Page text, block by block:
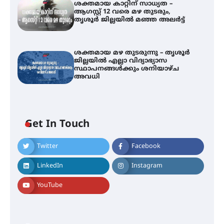
ശക്തമായ കാറ്റിന് സാധ്യത –
ആഗസ്റ്റ് 12 വരെ മഴ തുടരും,
തൃശൂർ ജില്ലയിൽ മഞ്ഞ അലർട്ട്
ശക്തമായ മഴ തുടരുന്നു – തൃശൂർ
ജില്ലയിൽ എല്ലാ വിദ്യാഭ്യാസ
സ്ഥാപനങ്ങൾക്കും ശനിയാഴ്ച
അവധി
Get In Touch
Twitter Facebook
LinkedIn Instagram
YouTube
ഐ.ടി.യു. ബാങ്കിലെ
നിക്ഷേപകർക്ക് പണം തിരികെ
ലഭ്യമാക്കാൻ കേന്ദ്ര-കേരള
സർക്കാരുകൾ അടിയന്തരമായി
ഇടപെടണമെന്ന് ഐ.ടി.യു. ബാങ്ക്
നിക്ഷേപക സംരക്ഷണ സമിതി
ശക്തമായ കാറ്റിന് സാധ്യത –